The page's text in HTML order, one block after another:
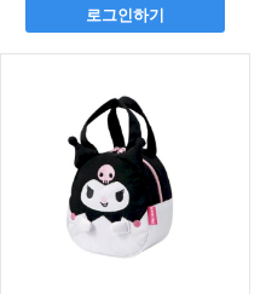
로그인하기